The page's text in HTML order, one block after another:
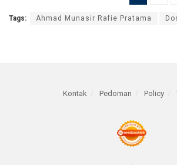
Tags: Ahmad Munasir Rafie Pratama
Kontak Pedoman Policy